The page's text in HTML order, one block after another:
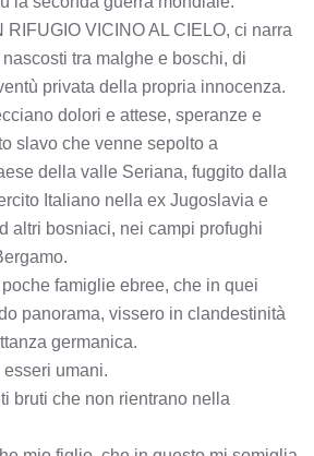
RIFUGIO VICINO AL CIELO, ci narra
tra malghe e boschi, di
privata della propria innocenza.
dolori e attese, speranze e
slavo che venne sepolto a
della valle Seriana, fuggito dalla
Italiano nella ex Jugoslavia e
altri bosniaci, nei campi profughi
famiglie ebree, che in quei
panorama, vissero in clandestinità
germanica.
umani.
bruti che non rientrano nella